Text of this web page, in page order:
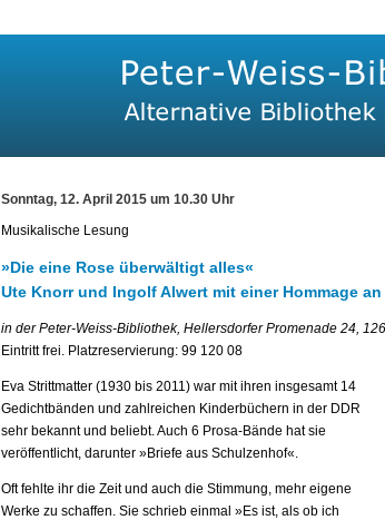
Sonntag, 12. April 2015 um 10.30 Uhr
Musikalische Lesung
»Die eine Rose überwältigt alles«
Ute Knorr und Ingolf Alwert mit einer Hommage
in der Peter-Weiss-Bibliothek, Hellersdorfer Promenade 24,
Eintritt frei. Platzreservierung: 99 120 08
Eva Strittmatter (1930 bis 2011) war mit ihren insgesamt 14
Gedichtbänden und zahlreichen Kinderbüchern in der DDR
sehr bekannt und beliebt. Auch 6 Prosa-Bände hat sie
veröffentlicht, darunter »Briefe aus Schulzenhof«.
Oft fehlte ihr die Zeit und auch die Stimmung, mehr eigene
Werke zu schaffen. Sie schrieb einmal »Es ist, als ob ich